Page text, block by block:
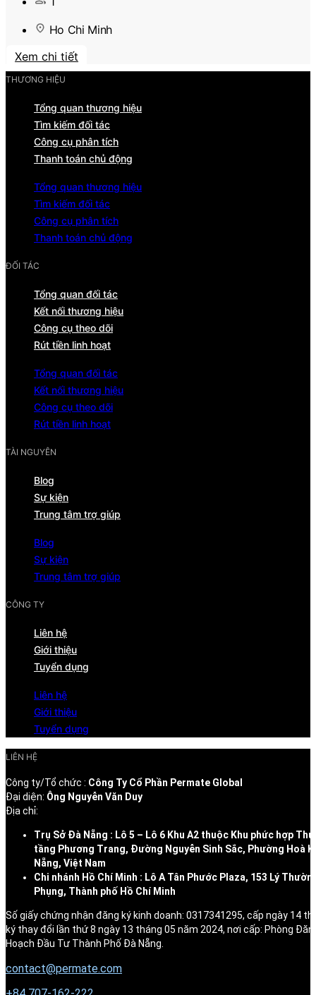
Ho Chi Minh
Xem chi tiết
THƯƠNG HIỆU
Tổng quan thương hiệu
Tìm kiếm đối tác
Công cụ phân tích
Thanh toán chủ động
Tổng quan thương hiệu
Tìm kiếm đối tác
Công cụ phân tích
Thanh toán chủ động
ĐỐI TÁC
Tổng quan đối tác
Kết nối thương hiệu
Công cụ theo dõi
Rút tiền linh hoạt
Tổng quan đối tác
Kết nối thương hiệu
Công cụ theo dõi
Rút tiền linh hoạt
TÀI NGUYÊN
Blog
Sự kiện
Trung tâm trợ giúp
Blog
Sự kiện
Trung tâm trợ giúp
CÔNG TY
Liên hệ
Giới thiệu
Tuyển dụng
Liên hệ
Giới thiệu
Tuyển dụng
LIÊN HỆ
Công ty/Tổ chức : Công Ty Cổ Phần Permate Global
Đại diện: Ông Nguyễn Văn Duy
Địa chỉ:
Trụ Sở Đà Nẵng : Lô 5 – Lô 6 Khu A2 thuộc Khu phức hợp
tầng Phương Trang, Đường Nguyễn Sinh Sắc, Phường Hoà
Nẵng, Việt Nam
Chi nhánh Hồ Chí Minh : Lô A Tân Phước Plaza, 153 Lý
Phụng, Thành phố Hồ Chí Minh
Số giấy chứng nhận đăng ký kinh doanh: 0317341295, cấp ngày 14
ký thay đổi lần thứ 8 ngày 13 tháng 05 năm 2024, nơi cấp: Phòng
Hoạch Đầu Tư Thành Phố Đà Nẵng.
contact@permate.com